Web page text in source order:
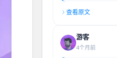
查看原文
游客
4个月前